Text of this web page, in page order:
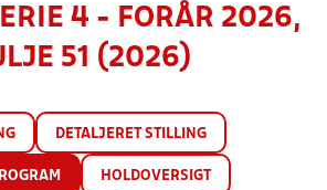
4 - FORÅR 2026,
51 (2026)
DETALJERET STILLING
HOLDOVERSIGT